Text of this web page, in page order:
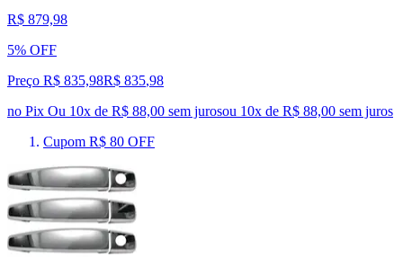
R$ 879,98
5% OFF
Preço R$ 835,98R$ 835,98
no Pix Ou 10x de R$ 88,00 sem jurosou 10x de R$ 88,00 sem juros
Cupom R$ 80 OFF